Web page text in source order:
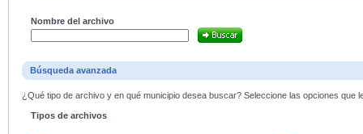
Nombre del archivo
Búsqueda avanzada
¿Qué tipo de archivo y en qué municipio desea buscar? Seleccione las opciones que
Tipos de archivos